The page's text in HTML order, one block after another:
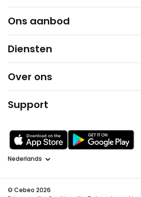
Ons aanbod
Diensten
Over ons
Support
Taal
© Cebeo 2026